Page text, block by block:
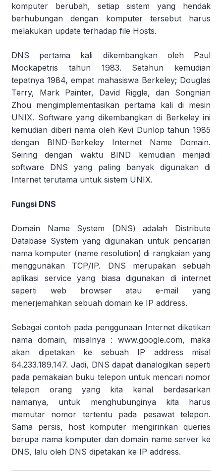
komputer berubah, setiap sistem yang hendak
berhubungan dengan komputer tersebut harus
melakukan update terhadap file Hosts.
DNS pertama kali dikembangkan oleh Paul
Mockapetris tahun 1983. Setahun kemudian
tepatnya 1984, empat mahasiswa Berkeley; Douglas
Terry, Mark Painter, David Riggle, dan Songnian
Zhou mengimplementasikan pertama kali di mesin
UNIX. Software yang dikembangkan di Berkeley ini
kemudian diberi nama oleh Kevi Dunlop tahun 1985
dengan BIND-Berkeley Internet Name Domain.
Seiring dengan waktu BIND kemudian menjadi
software DNS yang paling banyak digunakan di
Internet terutama untuk sistem UNIX.
Fungsi DNS
Domain Name System (DNS) adalah Distribute
Database System yang digunakan untuk pencarian
nama komputer (name resolution) di rangkaian yang
menggunakan TCP/IP. DNS merupakan sebuah
aplikasi service yang biasa digunakan di internet
seperti web browser atau e-mail yang
menerjemahkan sebuah domain ke IP address.
Sebagai contoh pada penggunaan Internet diketikan
nama domain, misalnya : www.google.com, maka
akan dipetakan ke sebuah IP address misal
64.233.189.147. Jadi, DNS dapat dianalogikan seperti
pada pemakaian buku telepon untuk mencari nomor
telepon orang yang kita kenal berdasarkan
namanya, untuk menghubunginya kita harus
memutar nomor tertentu pada pesawat telepon.
Sama persis, host komputer mengirinkan queries
berupa nama komputer dan domain name server ke
DNS, lalu oleh DNS dipetakan ke IP address.